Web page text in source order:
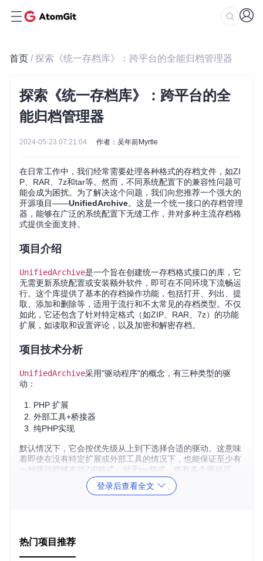
首页 / 探索《统一存档库》：跨平台的全能归档管理器
探索《统一存档库》：跨平台的全
能归档管理器
2024-05-23 07:21:04 作者：吴年前Myrtle
在日常工作中，我们经常需要处理各种格式的存档文件，如ZI
P、RAR、7z和tar等。然而，不同系统配置下的兼容性问题可
能会成为困扰。为了解决这个问题，我们向您推荐一个强大的
开源项目——UnifiedArchive。这是一个统一接口的存档管理
器，能够在广泛的系统配置下无缝工作，并对多种主流存档格
式提供全面支持。
项目介绍
UnifiedArchive是一个旨在创建统一存档格式接口的库，它
无需更新系统配置或安装额外软件，即可在不同环境下流畅运
行。这个库提供了基本的存档操作功能，包括打开、列出、提
取、添加和删除等，适用于流行和不太常见的存档类型。不仅
如此，它还包含了针对特定格式（如ZIP、RAR、7z）的功能
扩展，如读取和设置评论，以及加密和解密存档。
项目技术分析
UnifiedArchive采用"驱动程序"的概念，有三种类型的驱
动：
PHP 扩展
外部工具+桥接器
纯PHP实现
默认情况下，它会按优先级从上到下选择合适的驱动。这意味
着即使在没有特定扩展或外部工具的情况下，也能保证至少有
一种驱动能够支持ZIP格式。对于tar格式，也有多个驱动可
选。通过这种方式，UnifiedArchive实现了对流行格式的支
持，而且对于开发者来说，无论使用哪种驱动，接口始终保持
登录后查看全文
热门项目推荐